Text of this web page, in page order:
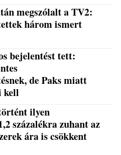
megszólalt a TV2:
három ismert
bejelentést tett:
de Paks miatt
kell
ilyen
százalékra zuhant az
ára is csökkent